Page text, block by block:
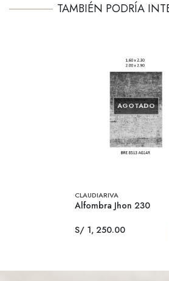
TAMBIÉN PODRÍA
AGOTADO
CLAUDIARIVA
Alfombra Jhon 230
S/ 1, 250.00